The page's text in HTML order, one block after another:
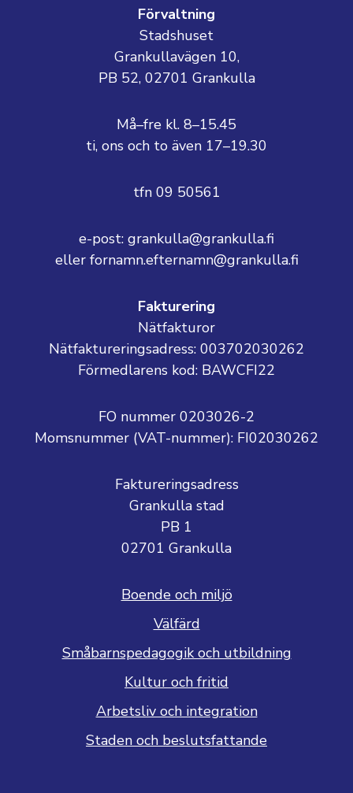
Förvaltning
Stadshuset
Grankullavägen 10,
PB 52, 02701 Grankulla
Må–fre kl. 8–15.45
ti, ons och to även 17–19.30
tfn 09 50561
e-post: grankulla@grankulla.fi
eller fornamn.efternamn@grankulla.fi
Fakturering
Nätfakturor
Nätfaktureringsadress: 003702030262
Förmedlarens kod: BAWCFI22
FO nummer 0203026-2
Momsnummer (VAT-nummer): FI02030262
Faktureringsadress
Grankulla stad
PB 1
02701 Grankulla
Boende och miljö
Välfärd
Småbarnspedagogik och utbildning
Kultur och fritid
Arbetsliv och integration
Staden och beslutsfattande